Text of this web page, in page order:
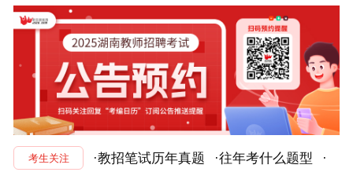
考生关注 ·教招笔试历年真题 ·往年考什么题型 ·